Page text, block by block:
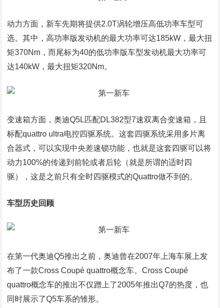
动力方面，新车先期将提供2.0T涡轮增压高低功率车型可
选。其中，高功率版发动机的最大功率可达185kW，最大扭
矩370Nm，而尾标为40的低功率版车型发动机最大功率可
达140kW，最大扭矩320Nm。
变速箱方面，奥迪Q5L匹配DL382型7速双离合变速箱，且
标配quattro ultra电控四驱系统。这套四驱系统采用多片离
合器式，可以实现中央差速锁功能，也就是这套四驱可以将
动力100%的传递到前轮或者后轮（就是所谓的适时四
驱），这是之前只有全时四驱模式的Quattro做不到的。
车型历史回顾
在第一代奥迪Q5推出之前，奥迪曾在2007年上海车展上发
布了一款Cross Coupé quattro概念车。Cross Coupé
quattro概念车的推出不仅蹭上了2005年推出Q7的热度，也
同时展示了Q5车系的雏形。